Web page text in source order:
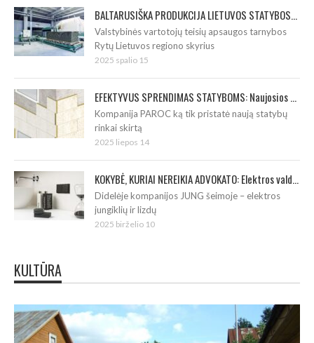
BALTARUSIŠKA PRODUKCIJA LIETUVOS STATYBOSE: Tarnybos pradėjo cementinių plokščių patikrinimą
Valstybinės vartotojų teisių apsaugos tarnybos
Rytų Lietuvos regiono skyrius
2025 spalio 15
EFEKTYVUS SPRENDIMAS STATYBOMS: Naujosios plokštės „PAROC Linio 10cc“
Kompanija PAROC ką tik pristatė naują statybų
rinkai skirtą
2025 liepos 14
KOKYBĖ, KURIAI NEREIKIA ADVOKATO: Elektros valdiklių serija JUNG LS 990
Didelėje kompanijos JUNG šeimoje – elektros
jungiklių ir lizdų
2025 birželio 10
KULTŪRA